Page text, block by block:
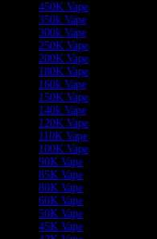
450K Vape
350k Vape
300k Vape
250K Vape
200K Vape
180K Vape
160k Vape
150K Vape
140k Vape
120K Vape
110K Vape
100K Vape
90K Vape
85K Vape
80K Vape
60K Vape
50K Vape
45K Vape